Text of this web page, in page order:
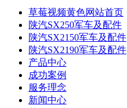
草莓视频黄色网站首页
陕汽SX250军车及配件
陕汽SX2150军车及配件
陕汽SX2190军车及配件
产品中心
成功案例
服务理念
新闻中心